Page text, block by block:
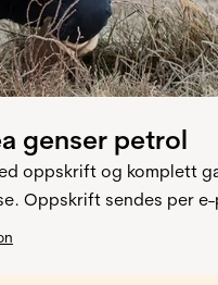
genser petrol
oppskrift og komplett
Oppskrift sendes per